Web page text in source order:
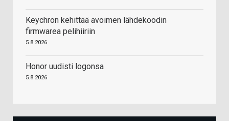
Keychron kehittää avoimen lähdekoodin
firmwarea pelihiiriin
5.8.2026
Honor uudisti logonsa
5.8.2026